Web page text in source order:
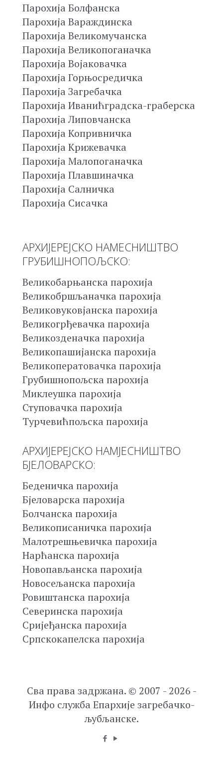
Парохија Болфанска
Парохија Вараждинска
Парохија Великомучанска
Парохија Великопоганачка
Парохија Војаковачка
Парохија Горњосредичка
Парохија Загребачка
Парохија Иванићградска-граберска
Парохија Липовчанска
Парохија Копривничка
Парохија Крижевачка
Парохија Малопоганачка
Парохија Плавшиначка
Парохија Салничка
Парохија Сисачка
АРХИЈЕРЕЈСКО НАМЕСНИШТВО
ГРУБИШНОПОЉСКО:
Великобарњанска парохија
Великобршљаначка парохија
Великовуковјанска парохија
Великогрђевачка парохија
Великозденачка парохија
Великопашијанска парохија
Великоператовачка парохија
Грубишнопољска парохија
Миклеушка парохија
Ступовачка парохија
Турчевићпољска парохија
АРХИЈЕРЕЈСКО НАМЈЕСНИШТВО
БЈЕЛОВАРСКО:
Беденичка парохија
Бјеловарска парохија
Болчанска парохија
Великописаничка парохија
Малотрешњевичка парохија
Нарћанска парохија
Новопављанска парохија
Новосељанска парохија
Ровиштанска парохија
Северинска парохија
Сријеђанска парохија
Српскокапелска парохија
Сва права задржана. © 2007 - 2026 -
Инфо служба Епархије загребачко-
љубљанске.